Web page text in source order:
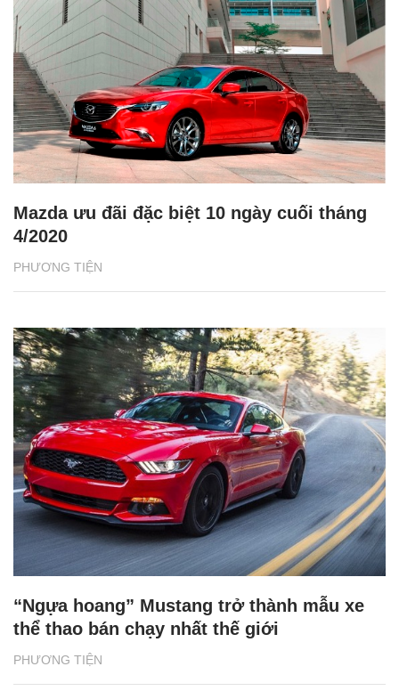
PHƯƠNG TIỆN
Mazda ưu đãi đặc biệt 10 ngày cuối tháng
4/2020
PHƯƠNG TIỆN
“Ngựa hoang” Mustang trở thành mẫu xe
thể thao bán chạy nhất thế giới